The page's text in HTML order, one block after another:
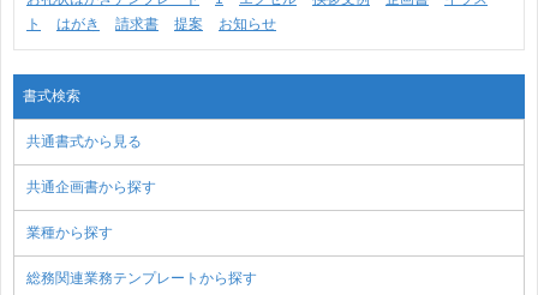
ト
はがき 請求書 提案 お知らせ
書式検索
共通書式から見る
共通企画書から探す
業種から探す
総務関連業務テンプレートから探す